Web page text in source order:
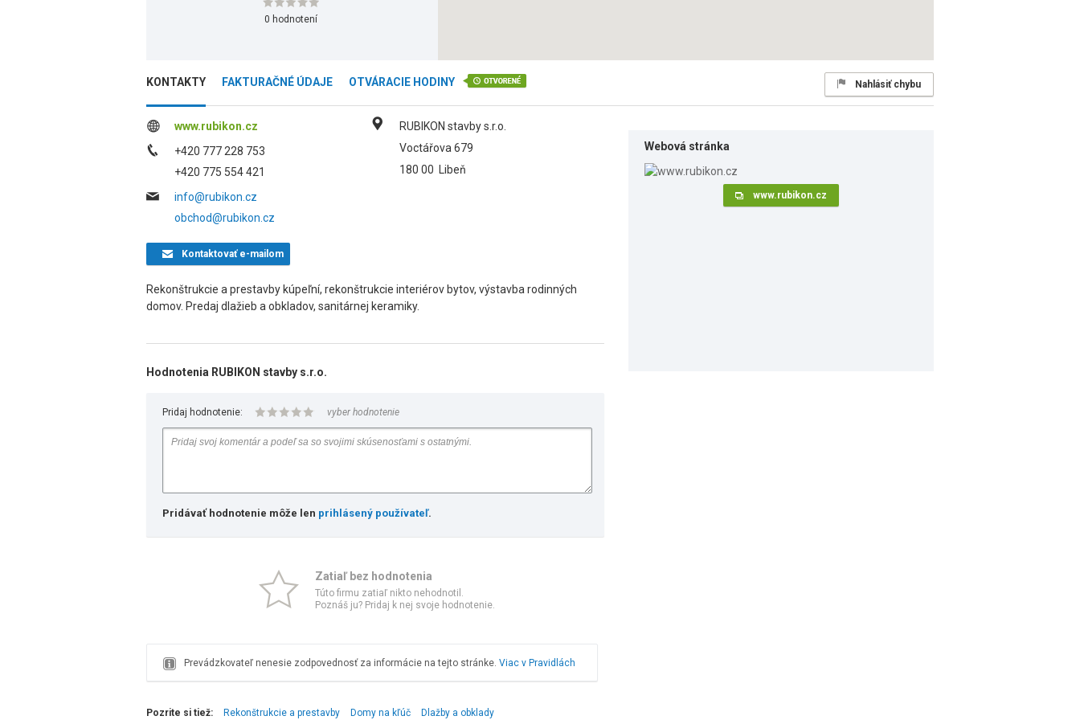
0 hodnotení
KONTAKTY FAKTURAČNÉ ÚDAJE OTVÁRACIE HODINY Nahlásiť chybu
www.rubikon.cz
+420 777 228 753
+420 775 554 421
info@rubikon.cz
obchod@rubikon.cz
RUBIKON stavby s.r.o.
Voctářova 679
180 00
Libeň
Kontaktovaťe-mailom
Rekonštrukcie a prestavby kúpeľní, rekonštrukcie interiérov bytov, výstavba rodinných
domov. Predaj dlažieb a obkladov, sanitárnej keramiky.
Hodnotenia RUBIKON stavby s.r.o.
Pridaj hodnotenie: vyber hodnotenie
Pridávať hodnotenie môže len prihlásený používateľ.
Zatiaľ bez hodnotenia
Túto firmu zatiaľ nikto nehodnotil.
Poznáš ju? Pridaj k nej svoje hodnotenie.
Prevádzkovateľ nenesie zodpovednosť za informácie na tejto stránke. Viac v Pravidlách
Webová stránka
www.rubikon.cz
Pozrite si tiež: Rekonštrukcie a prestavby Domy na kľúč Dlažby a obklady